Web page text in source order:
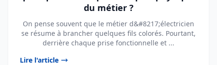
du métier ?
On pense souvent que le métier d&#8217;électricien
se résume à brancher quelques fils colorés. Pourtant,
derrière chaque prise fonctionnelle et ...
Lire l'article